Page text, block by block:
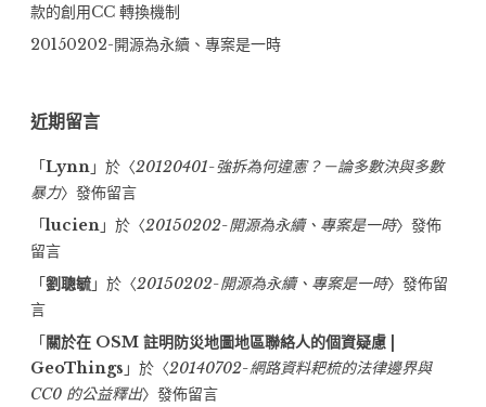
款的創用CC 轉換機制
20150202-開源為永續、專案是一時
近期留言
「Lynn」於〈20120401-強拆為何違憲？－論多數決與多數
暴力〉發佈留言
「lucien」於〈20150202-開源為永續、專案是一時〉發佈
留言
「劉聰毓」於〈20150202-開源為永續、專案是一時〉發佈留
言
「 關於在 OSM 註明防災地圖地區聯絡人的個資疑慮 |
GeoThings 」於〈20140702-網路資料耙梳的法律邊界與
CC0 的公益釋出〉發佈留言